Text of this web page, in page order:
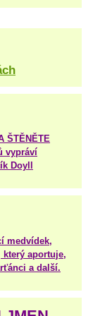
ŠTĚNĚTE
vypráví
Doyll
medvídek,
který aportuje,
a další.